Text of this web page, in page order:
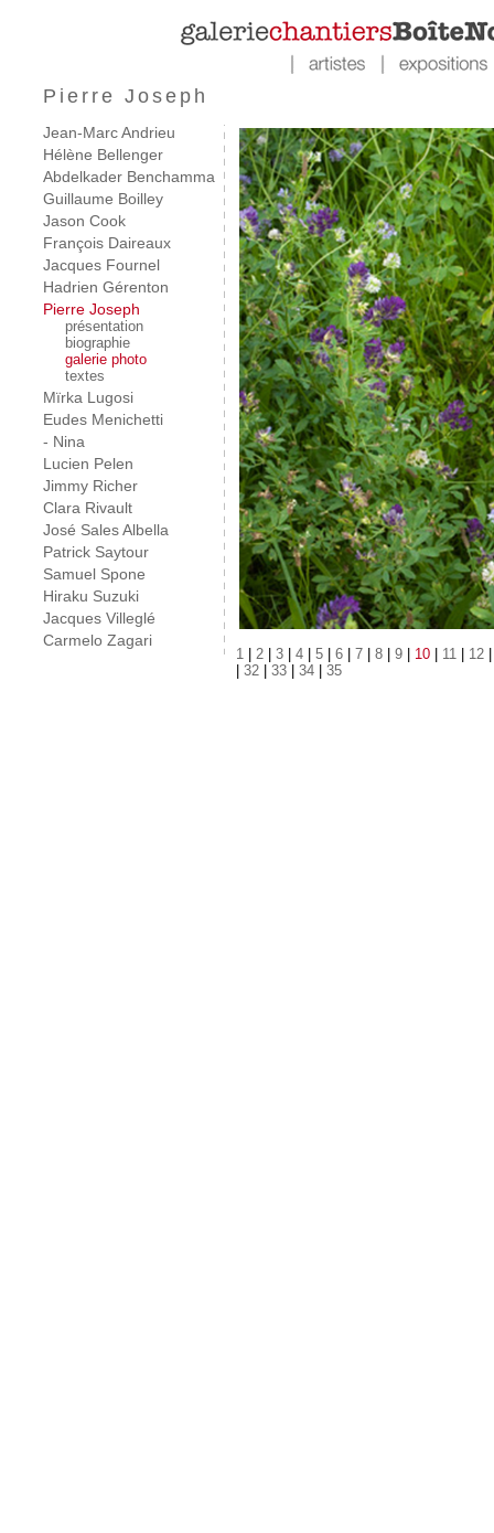
Pierre Joseph
Jean-Marc Andrieu
Hélène Bellenger
Abdelkader Benchamma
Guillaume Boilley
Jason Cook
François Daireaux
Jacques Fournel
Hadrien Gérenton
Pierre Joseph
présentation
biographie
galerie photo
textes
Mïrka Lugosi
Eudes Menichetti
- Nina
Lucien Pelen
Jimmy Richer
Clara Rivault
José Sales Albella
Patrick Saytour
Samuel Spone
Hiraku Suzuki
Jacques Villeglé
Carmelo Zagari
1
2 3 4 5 6 7 8 9 10 11 12
32 33 34 35